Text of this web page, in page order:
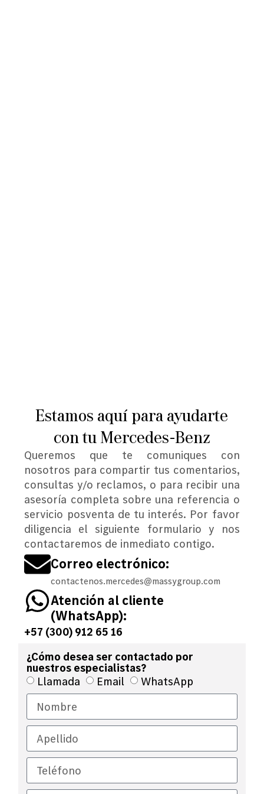
Estamos aquí para ayudarte
con tu Mercedes-Benz
Queremos que te comuniques con
nosotros para compartir tus comentarios,
consultas y/o reclamos, o para recibir una
asesoría completa sobre una referencia o
servicio posventa de tu interés. Por favor
diligencia el siguiente formulario y nos
contactaremos de inmediato contigo.
Correo electrónico:
contactenos.mercedes@massygroup.com
Atención al cliente
(WhatsApp):
+57 (300) 912 65 16
¿Cómo desea ser contactado por
nuestros especialistas?
Llamada
Email WhatsApp